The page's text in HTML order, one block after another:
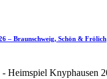
– Braunschweig, Schön & Frölich